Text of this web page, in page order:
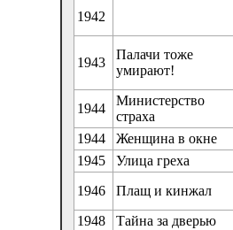
1942
1943
Палачи тоже
умирают!
1944
Министерство
страха
1944
Женщина в окне
1945
Улица греха
1946
Плащ и кинжал
1948
Тайна за дверью